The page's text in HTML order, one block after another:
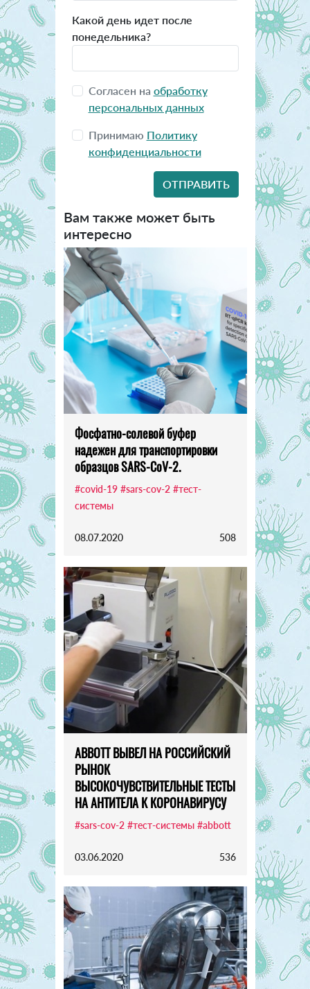
Какой день идет после
понедельника?
Согласен на обработку
персональных данных
Принимаю Политику
конфиденциальности
Вам также может быть
интересно
Фосфатно-солевой буфер
надежен для транспортировки
образцов SARS-CoV-2.
#covid-19 #sars-cov-2 #тест-
системы
08.07.2020 508
ABBOTT ВЫВЕЛ НА РОССИЙСКИЙ
РЫНОК
ВЫСОКОЧУВСТВИТЕЛЬНЫЕ ТЕСТЫ
НА АНТИТЕЛА К КОРОНАВИРУСУ
#sars-cov-2 #тест-системы #abbott
03.06.2020 536